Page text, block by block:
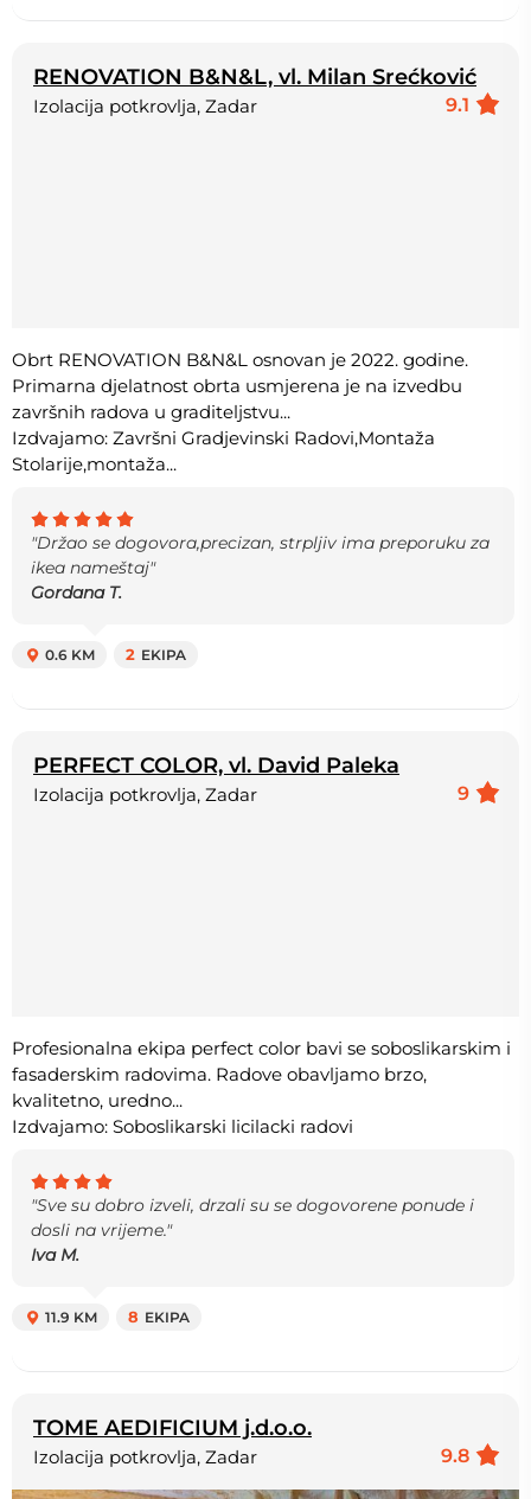
RENOVATION B&N&L, vl. Milan Srećković
9.1
Izolacija potkrovlja, Zadar
Obrt RENOVATION B&N&L osnovan je 2022. godine.
Primarna djelatnost obrta usmjerena je na izvedbu
završnih radova u graditeljstvu...
Izdvajamo: Završni Gradjevinski Radovi,Montaža
Stolarije,montaža...
"Držao se dogovora,precizan, strpljiv ima preporuku za
ikea nameštaj"
Gordana T.
0.6 KM 2 EKIPA
PERFECT COLOR, vl. David Paleka
9
Izolacija potkrovlja, Zadar
Profesionalna ekipa perfect color bavi se soboslikarskim i
fasaderskim radovima. Radove obavljamo brzo,
kvalitetno, uredno...
Izdvajamo: Soboslikarski licilacki radovi
"Sve su dobro izveli, drzali su se dogovorene ponude i
dosli na vrijeme."
Iva M.
11.9 KM 8 EKIPA
TOME AEDIFICIUM j.d.o.o.
9.8
Izolacija potkrovlja, Zadar